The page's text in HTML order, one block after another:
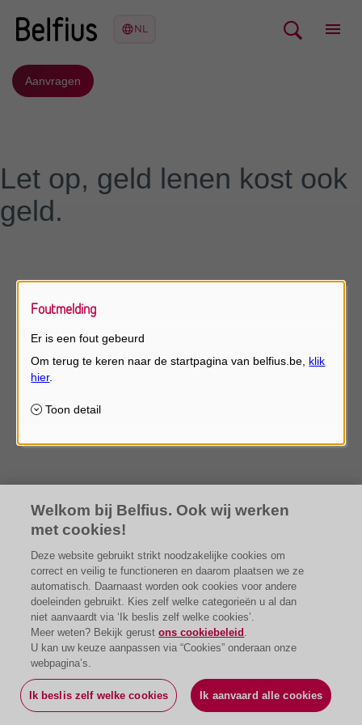
Aanvragen
Let op, geld lenen kost ook
geld.
Welkom bij Belfius. Ook wij werken
met cookies!
Deze website gebruikt strikt noodzakelijke cookies om
correct en veilig te functioneren en daarom plaatsen we ze
automatisch. Daarnaast worden ook cookies voor andere
doeleinden gebruikt. Kies zelf welke categorieën u al dan
niet aanvaardt via ‘Ik beslis zelf welke cookies’.
Meer weten? Bekijk gerustons cookiebeleid .
U kan uw keuze aanpassen via “Cookies” onderaan onze
webpagina’s.
Ik beslis zelf welke cookies Ik aanvaard alle cookies
Foutmelding
Er is een fout gebeurd